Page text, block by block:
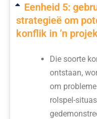
Eenheid 5:
strategieë om
konflik in ’n
Die soorte
ontstaan,
om
rolspel-